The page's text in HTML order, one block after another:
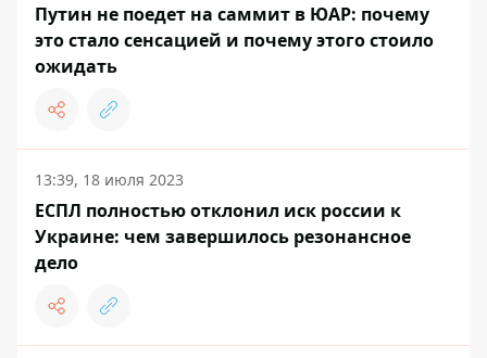
Путин не поедет на саммит в ЮАР: почему
это стало сенсацией и почему этого стоило
ожидать
13:39, 18 июля 2023
ЕСПЛ полностью отклонил иск россии к
Украине: чем завершилось резонансное
дело